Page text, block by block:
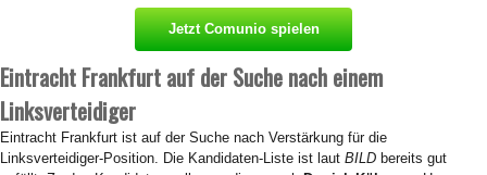
Jetzt Comunio spielen
Eintracht Frankfurt auf der Suche nach einem
Linksverteidiger
Eintracht Frankfurt ist auf der Suche nach Verstärkung für die
Linksverteidiger-Position. Die Kandidaten-Liste ist laut BILD bereits gut